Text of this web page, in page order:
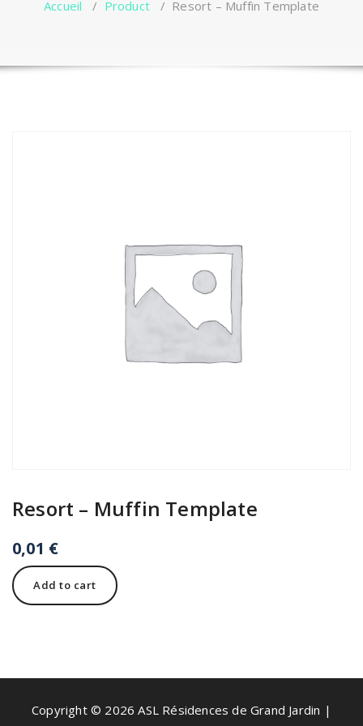
Accueil / Product / Resort – Muffin Template
Resort – Muffin Template
0,01 €
Resort
-
Muffin
Add to cart
Copyright © 2026 ASL Résidences de Grand Jardin |